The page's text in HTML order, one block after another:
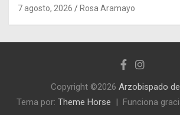
7 agosto, 2026 Rosa Aramayo
Copyright ©2026 Arzobispado
Tema por: Theme Horse Funciona